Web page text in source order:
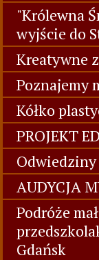
"Królewna
wyjście do
Kreatywne
Poznajemy
Kółko
PROJEKT
AUDYCJA
Podróże
Gdańsk